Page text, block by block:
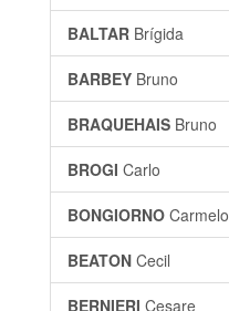
BALTAR Brígida
BARBEY Bruno
BRAQUEHAIS Bruno
BROGI Carlo
BONGIORNO Carmelo
BEATON Cecil
BERNIERI Cesare